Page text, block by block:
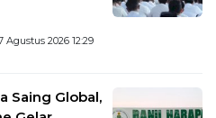
Agustus 2026 12:29
Saing Global,